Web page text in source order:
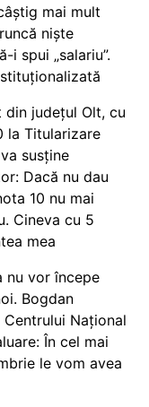
mai mult
niște
i spui „salariu”.
din județul Olt, cu
la Titularizare
susține
Dacă nu dau
10 nu mai
Cineva cu 5
mea
nu vor începe
Bogdan
Național
În cel mai
le vom avea